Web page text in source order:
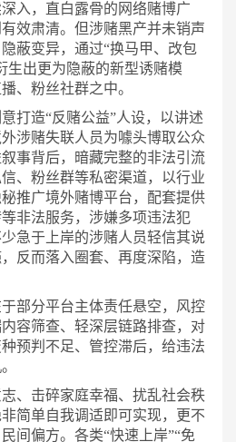
入，直白露骨的网络赌博广
效肃清。但涉赌黑产并未销声
蔽变异，通过“换马甲、改包
生出更为隐蔽的新型诱赌模
、粉丝社群之中。
打造“反赌公益”人设，以讲述
涉赌失联人员为噱头博取公众
事背后，暗藏完整的非法引流
、粉丝群等私密渠道，以行业
推广境外赌博平台，配套提供
非法服务，涉嫌多项违法犯
急于上岸的涉赌人员轻信其说
反而落入圈套、再度深陷，造
部分平台主体责任悬空，风控
容筛查、轻深层链路排查，对
预判不足、管控滞后，给违法
、击碎家庭幸福、扰乱社会秩
简单自我调适即可实现，更不
间偏方。各类“快速上岸”“免